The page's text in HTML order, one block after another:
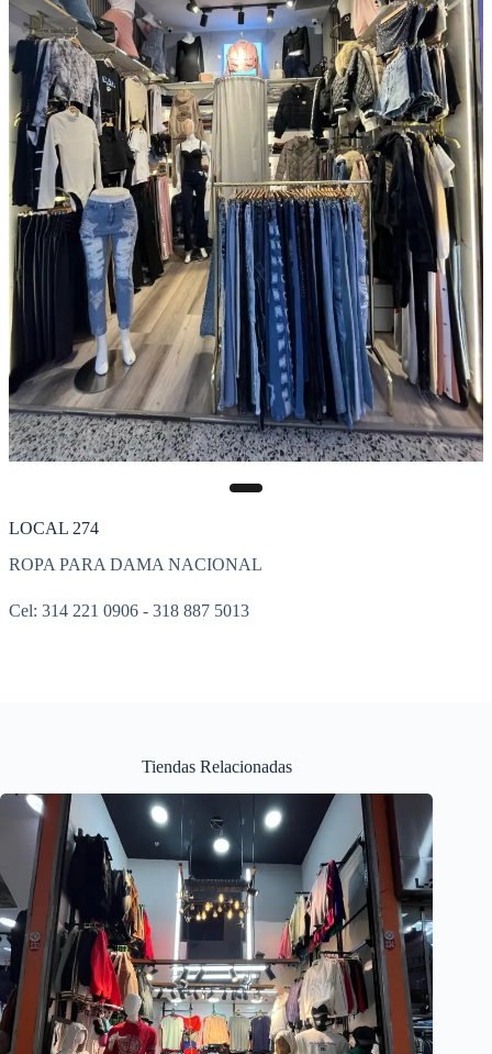
LOCAL 274
ROPA PARA DAMA NACIONAL
Cel: 314 221 0906 - 318 887 5013
Tiendas Relacionadas